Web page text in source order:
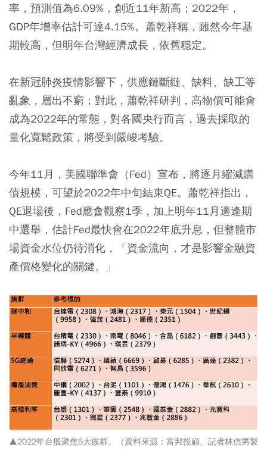
率，預測值為6.09%，創近11年新高；2022年，
GDP年增率估計可達4.15%。蕭乾祥稱，雖然今年基
期較高，但明年台灣經濟成長，依舊穩定。
在新冠肺炎疫情影響下，供應鏈斷鏈、缺料、缺工等
亂象，層出不窮；對此，蕭乾祥研判，高物價可能會
成為2022年的常態，對各國央行而言，過去採取的
量化寬鬆政策，將受到嚴峻考驗。
今年11月，美國聯準會（Fed）宣布，將逐月縮減購
債規模，可望於2022年中旬結束QE。蕭乾祥指出，
QE退場後，Fed應會觀察1季，加上明年11月適逢期
中選舉，估計Fed最快會在2022年底升息，但整體市
場資金水位仍待消化，「資金流向，才是影響金融資
產價格變化的關鍵。」
▲2022年台股聚焦5大族群。（資料來源：富邦投顧、記者林信男製